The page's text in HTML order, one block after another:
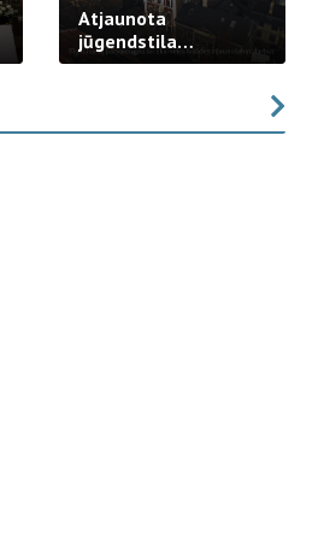
Atjaunota
jūgendstila
arhitektūras pērles